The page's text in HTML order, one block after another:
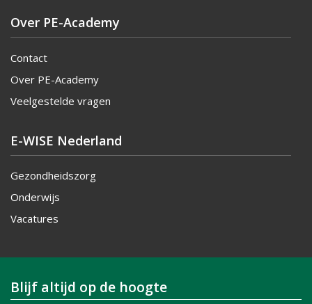
Over PE-Academy
Contact
Over PE-Academy
Veelgestelde vragen
E-WISE Nederland
Gezondheidszorg
Onderwijs
Vacatures
Blijf altijd op de hoogte